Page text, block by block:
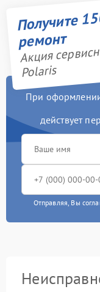
Получите
ремонт
Акция
Polaris
При
действует
Отправляя, Вы